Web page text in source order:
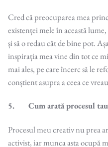
Cred că preocuparea mea
existenței mele în această
și să o redau cât de bine pot.
inspirația mea vine din tot ce
mai ales, pe care încerc să le
conștient asupra a ceea ce
5. Cum arată procesul tau
Procesul meu creativ nu prea
activist, iar munca asta ocupă